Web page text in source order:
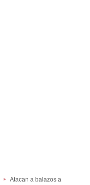
Atacan a balazos a